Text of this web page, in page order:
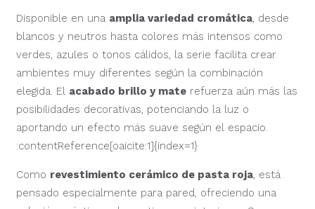
Disponible en una amplia variedad cromática, desde
blancos y neutros hasta colores más intensos como
verdes, azules o tonos cálidos, la serie facilita crear
ambientes muy diferentes según la combinación
elegida. El acabado brillo y materefuerza aún más las
posibilidades decorativas, potenciando la luz o
aportando un efecto más suave según el espacio.
:contentReference[oaicite:1]{index=1}
Como revestimiento cerámico de pasta roja, está
pensado especialmente para pared, ofreciendo una